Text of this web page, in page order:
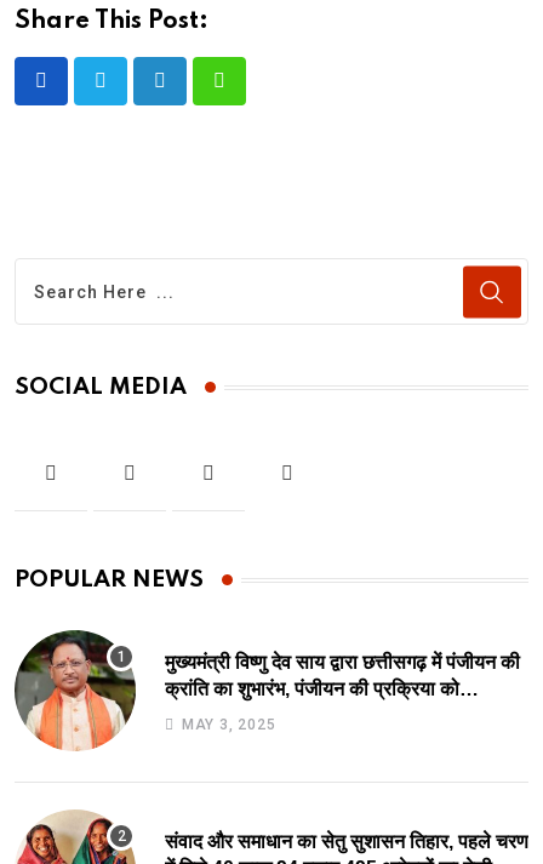
Share This Post:
SOCIAL MEDIA
POPULAR NEWS
मुख्यमंत्री विष्णु देव साय द्वारा छत्तीसगढ़ में पंजीयन की
क्रांति का शुभारंभ, पंजीयन की प्रक्रिया को
सरलीकरण कर 10 दिन का काम अब 10 मिनट में..
MAY 3, 2025
संवाद और समाधान का सेतु सुशासन तिहार, पहले चरण